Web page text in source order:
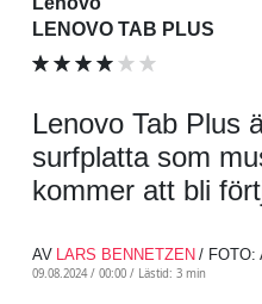
LENOVO TAB PLUS
Lenovo Tab Plus
surfplatta som
kommer att bli
AV LARS BENNETZEN / FOTO:
09.08.2024 / 00:00 / Lästid: 3 min